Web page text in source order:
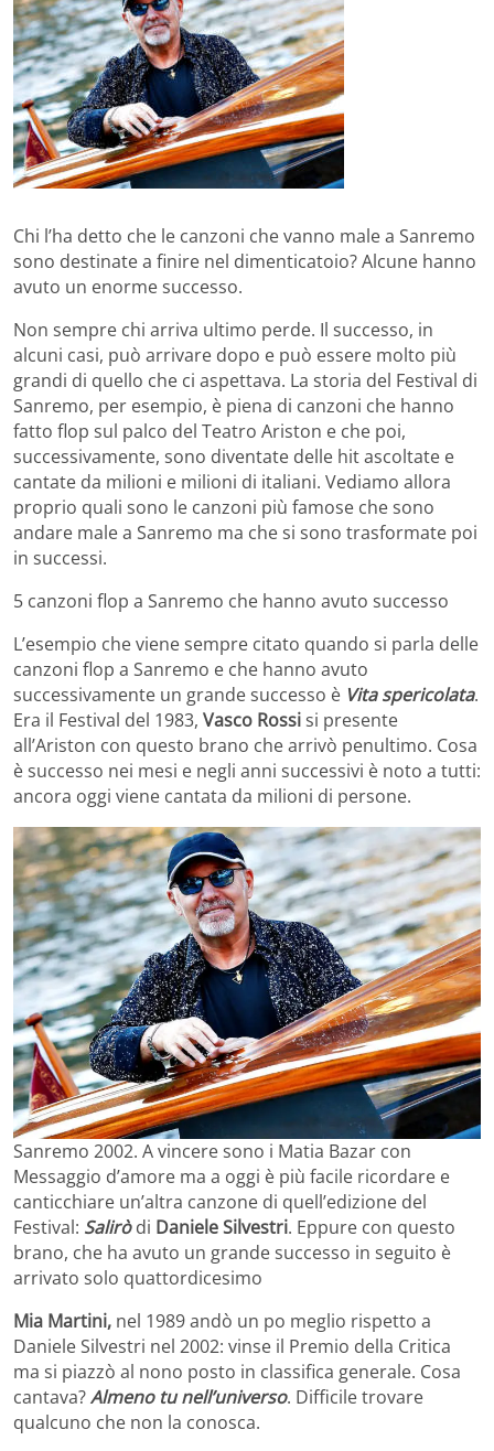
Chi l’ha detto che le canzoni che vanno male a Sanremo
sono destinate a finire nel dimenticatoio? Alcune hanno
avuto un enorme successo.
Non sempre chi arriva ultimo perde. Il successo, in
alcuni casi, può arrivare dopo e può essere molto più
grandi di quello che ci aspettava. La storia del Festival di
Sanremo, per esempio, è piena di canzoni che hanno
fatto flop sul palco del Teatro Ariston e che poi,
successivamente, sono diventate delle hit ascoltate e
cantate da milioni e milioni di italiani. Vediamo allora
proprio quali sono le canzoni più famose che sono
andare male a Sanremo ma che si sono trasformate poi
in successi.
5 canzoni flop a Sanremo che hanno avuto successo
L’esempio che viene sempre citato quando si parla delle
canzoni flop a Sanremo e che hanno avuto
successivamente un grande successo è Vita spericolata.
Era il Festival del 1983, Vasco Rossisi presente
all’Ariston con questo brano che arrivò penultimo. Cosa
è successo nei mesi e negli anni successivi è noto a tutti:
ancora oggi viene cantata da milioni di persone.
Sanremo 2002. A vincere sono i Matia Bazar con
Messaggio d’amore ma a oggi è più facile ricordare e
canticchiare un’altra canzone di quell’edizione del
Festival: Saliròdi Daniele Silvestri. Eppure con questo
brano, che ha avuto un grande successo in seguito è
arrivato solo quattordicesimo
Mia Martini, nel 1989 andò un po meglio rispetto a
Daniele Silvestri nel 2002: vinse il Premio della Critica
ma si piazzò al nono posto in classifica generale. Cosa
cantava?Almeno tu nell’universo. Difficile trovare
qualcuno che non la conosca.